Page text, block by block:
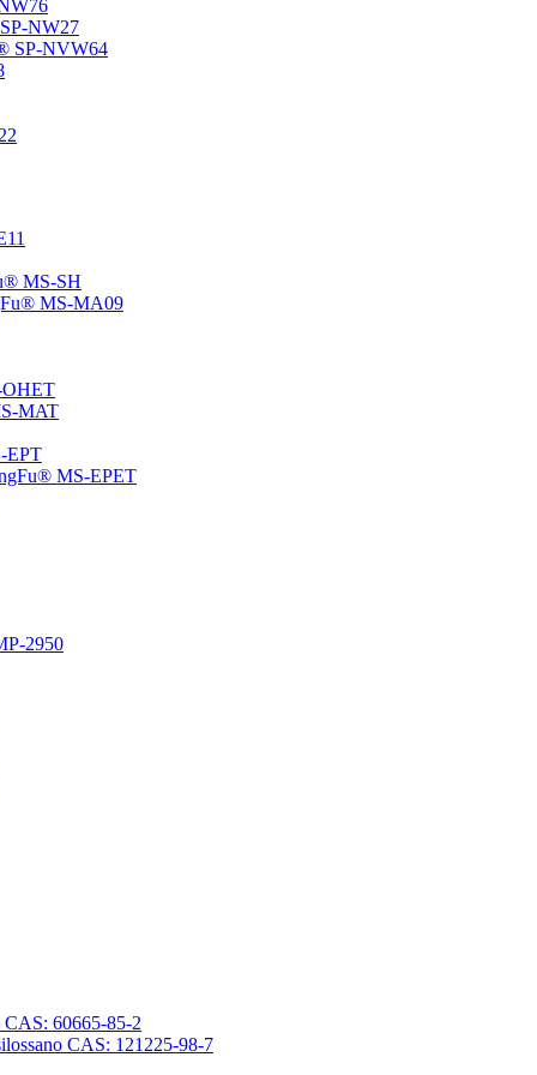
NW27
SP-NVW64
MS-SH
MS-MA09
OHET
MAT
EPT
MS-EPET
2950
CAS: 60665-85-2
CAS: 121225-98-7